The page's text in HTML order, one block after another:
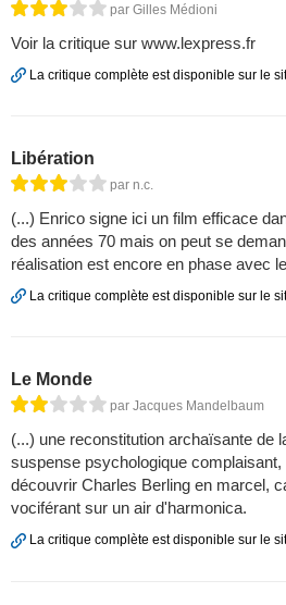
par Gilles Médioni
Voir la critique sur www.lexpress.fr
La critique complète est disponible sur le
Libération
par n.c.
(...) Enrico signe ici un film efficace
des années 70 mais on peut se
réalisation est encore en phase avec
La critique complète est disponible sur le
Le Monde
par Jacques Mandelbaum
(...) une reconstitution archaïsante de
suspense psychologique
découvrir Charles Berling en marcel,
vociférant sur un air d'harmonica.
La critique complète est disponible sur le